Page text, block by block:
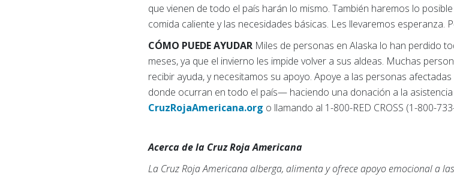
que vienen de todo el país harán lo mismo. También haremos lo
comida caliente y las necesidades básicas. Les llevaremos esperanza.
CÓMO PUEDE AYUDAR Miles de personas en Alaska lo han perdido
meses, ya que el invierno les impide volver a sus aldeas. Muchas
recibir ayuda, y necesitamos su apoyo. Apoye a las personas
donde ocurran en todo el país— haciendo una donación a la
CruzRojaAmericana.org o llamando al 1-800-RED CROSS (1-800-
Acerca de la Cruz Roja Americana
La Cruz Roja Americana alberga, alimenta y ofrece apoyo emocional a